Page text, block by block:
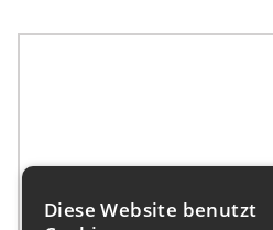
Diese Website benutzt